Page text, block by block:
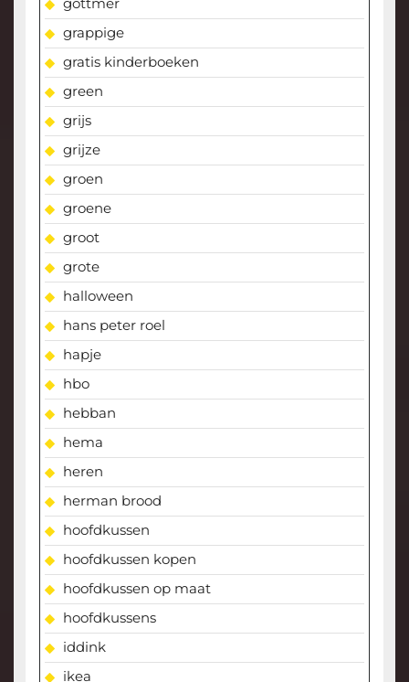
gottmer
grappige
gratis kinderboeken
green
grijs
grijze
groen
groene
groot
grote
halloween
hans peter roel
hapje
hbo
hebban
hema
heren
herman brood
hoofdkussen
hoofdkussen kopen
hoofdkussen op maat
hoofdkussens
iddink
ikea